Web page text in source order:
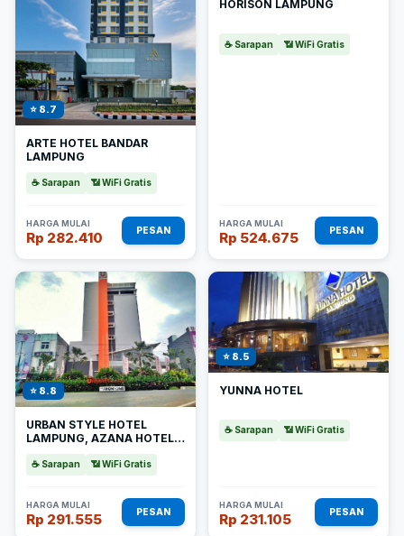
⭐ 8.7
ARTE HOTEL BANDAR
LAMPUNG
☕ Sarapan 📶 WiFi Gratis
HARGA MULAI
Rp 282.410 PESAN
HORISON LAMPUNG
☕ Sarapan 📶 WiFi Gratis
HARGA MULAI
Rp 524.675 PESAN
⭐ 8.8
URBAN STYLE HOTEL
LAMPUNG, AZANA HOTELS
☕ Sarapan 📶 WiFi Gratis
HARGA MULAI
Rp 291.555 PESAN
⭐ 8.5
YUNNA HOTEL
☕ Sarapan 📶 WiFi Gratis
HARGA MULAI
Rp 231.105 PESAN